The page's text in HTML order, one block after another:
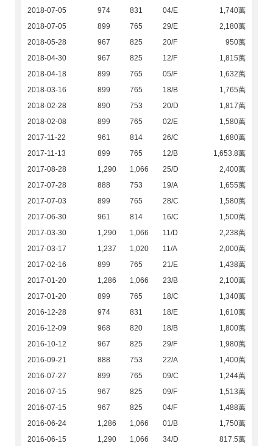
2018-07-05
974 831 04/E
1,740萬
2018-07-05
899 765 29/E
2,180萬
2018-05-28
967 825 20/F
950萬
2018-04-30
967 825 12/F
1,815萬
2018-04-18
899 765 05/F
1,632萬
2018-03-16
899 765 18/B
1,765萬
2018-02-28
890 753 20/D
1,817萬
2018-02-08
899 765 02/E
1,580萬
2017-11-22
961 814 26/C
1,680萬
2017-11-13
899 765 12/B
1,653.8萬
2017-08-28
1,290 1,066 25/D
2,400萬
2017-07-28
888 753 19/A
1,655萬
2017-07-03
899 765 28/C
1,580萬
2017-06-30
961 814 16/C
1,500萬
2017-03-30
1,290 1,066 11/D
2,238萬
2017-03-17
1,237 1,020 11/A
2,000萬
2017-02-16
899 765 21/E
1,438萬
2017-01-20
1,286 1,066 23/B
2,100萬
2017-01-20
899 765 18/C
1,340萬
2016-12-28
974 831 18/E
1,610萬
2016-12-09
968 820 18/B
1,800萬
2016-10-12
967 825 29/F
1,980萬
2016-09-21
888 753 22/A
1,400萬
2016-07-27
899 765 09/C
1,244萬
2016-07-15
967 825 09/F
1,513萬
2016-07-15
967 825 04/F
1,488萬
2016-06-24
1,286 1,066 01/B
1,750萬
2016-06-15
1,290 1,066 34/D
817.5萬